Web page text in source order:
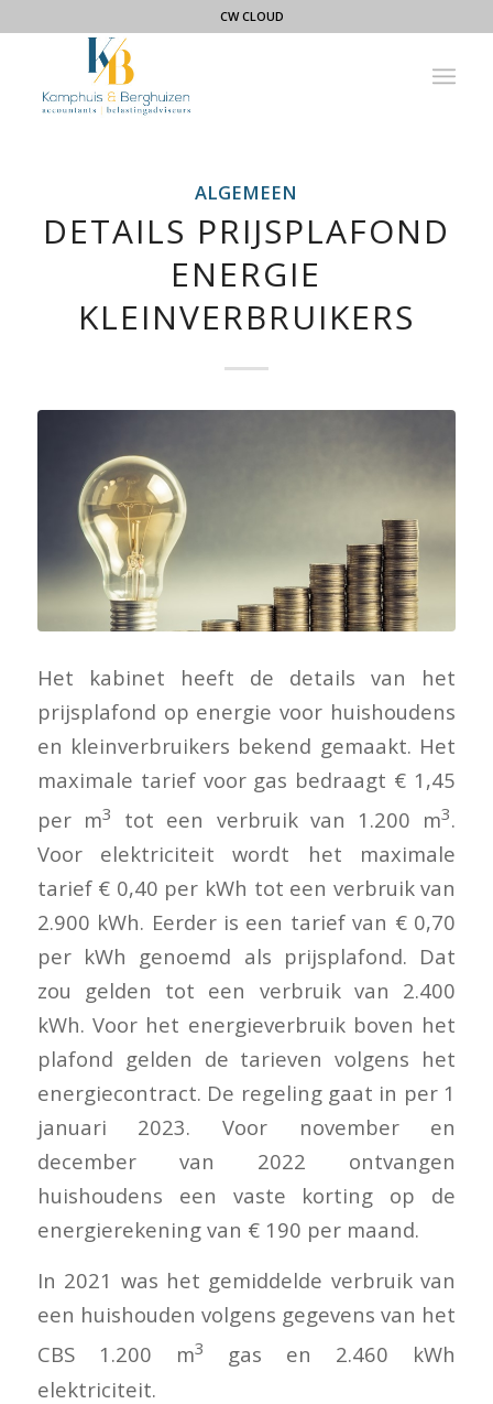
CW CLOUD
ALGEMEEN
DETAILS PRIJSPLAFOND
ENERGIE
KLEINVERBRUIKERS
Het kabinet heeft de details van het
prijsplafond op energie voor huishoudens
en kleinverbruikers bekend gemaakt. Het
maximale tarief voor gas bedraagt € 1,45
per m3 tot een verbruik van 1.200 m3.
Voor elektriciteit wordt het maximale
tarief € 0,40 per kWh tot een verbruik van
2.900 kWh. Eerder is een tarief van € 0,70
per kWh genoemd als prijsplafond. Dat
zou gelden tot een verbruik van 2.400
kWh. Voor het energieverbruik boven het
plafond gelden de tarieven volgens het
energiecontract. De regeling gaat in per 1
januari 2023. Voor november en
december van 2022 ontvangen
huishoudens een vaste korting op de
energierekening van € 190 per maand.
In 2021 was het gemiddelde verbruik van
een huishouden volgens gegevens van het
CBS 1.200 m3
gas en 2.460 kWh
elektriciteit.